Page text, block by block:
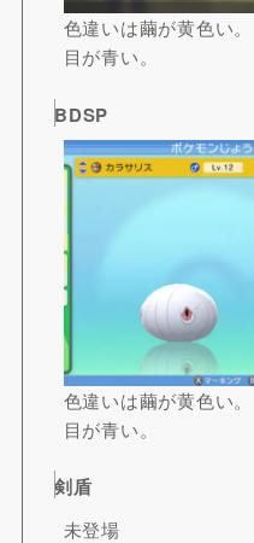
色違いは繭が黄色い。
目が青い。
BDSP
色違いは繭が黄色い。
目が青い。
剣盾
未登場